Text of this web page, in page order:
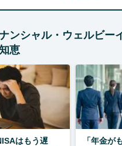
ンシャル・ウェルビー
恵
はもう遅
「年金が